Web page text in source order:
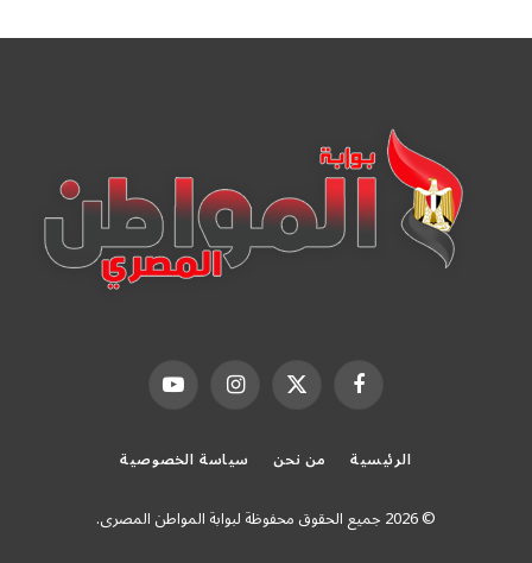
فيسبوك X الانستغراميوتيوب
الرئيسية من نحن سياسة الخصوصية
© 2026 جميع الحقوق محفوظة لبوابة المواطن المصرى.